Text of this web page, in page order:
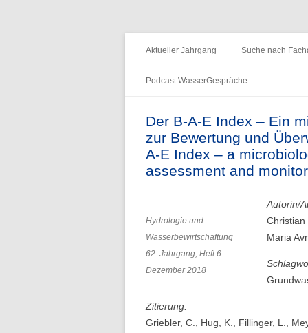
HyWa
Aktueller Jahrgang Suche nach
Podcast WasserGespräche
Folge 14 – Aueninstitut
Folge 13 – Niedrigwasser & die
Water Resources and Global
Folge 11 – Institut für
Der B-A-E Index – Ein
zur Bewertung und
A-E Index – a
assessment and
Hydrologie und
Wasserbewirtschaftung
62. Jahrgang, Heft 6
Dezember 2018
Autorin/
Christian
Maria
Zitierung:
Griebler, C., Hug, K., Fillinger, L.,